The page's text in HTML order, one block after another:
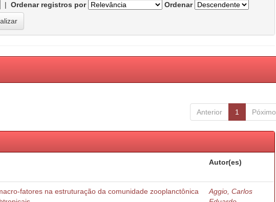
| Ordenar registros por
Ordenar
Anterior 1 Póximo
Autor(es)
fatores na estruturação da comunidade zooplanctônica
Aggio, Carlos